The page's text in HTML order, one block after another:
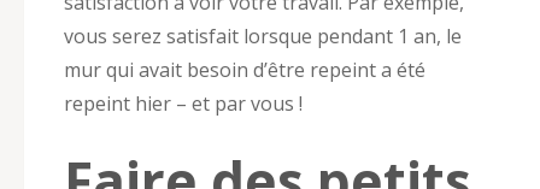
vous serez satisfait lorsque pendant 1 an, le
mur qui avait besoin d’être repeint a été
repeint hier – et par vous !